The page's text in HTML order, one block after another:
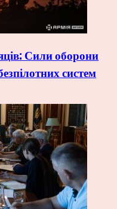
Сили оборони
систем